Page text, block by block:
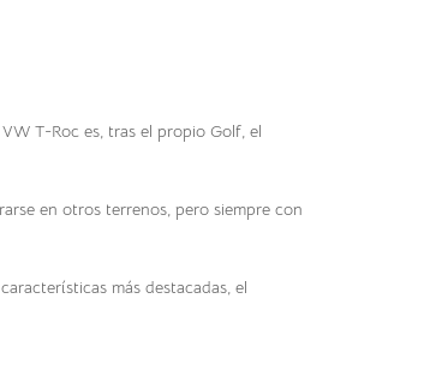
T-Roc es, tras el propio Golf, el
en otros terrenos, pero siempre con
más destacadas, el